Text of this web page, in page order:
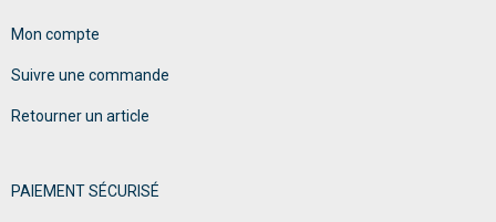
Mon compte
Suivre une commande
Retourner un article
PAIEMENT SÉCURISÉ